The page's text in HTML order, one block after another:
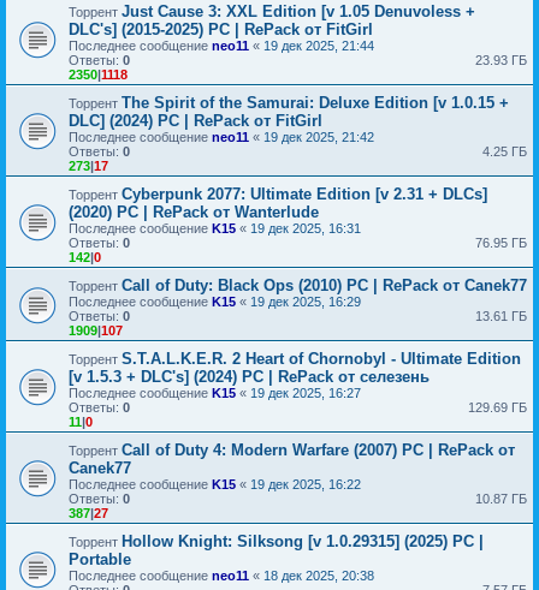
Торрент Just Cause 3: XXL Edition [v 1.05 Denuvoless +
DLC's] (2015-2025) PC | RePack от FitGirl
Последнее сообщение neo11 « 19 дек 2025, 21:44
Ответы: 0
2350|1118
23.93 ГБ
Торрент The Spirit of the Samurai: Deluxe Edition [v 1.0.15 +
DLC] (2024) PC | RePack от FitGirl
Последнее сообщение neo11 « 19 дек 2025, 21:42
Ответы: 0
273|17
4.25 ГБ
Торрент Cyberpunk 2077: Ultimate Edition [v 2.31 + DLCs]
(2020) PC | RePack от Wanterlude
Последнее сообщение K15 « 19 дек 2025, 16:31
Ответы: 0
142|0
76.95 ГБ
Торрент Call of Duty: Black Ops (2010) PC | RePack от Canek77
Последнее сообщение K15 « 19 дек 2025, 16:29
Ответы: 0
1909|107
13.61 ГБ
Торрент S.T.A.L.K.E.R. 2 Heart of Chornobyl - Ultimate Edition
[v 1.5.3 + DLC's] (2024) PC | RePack от селезень
Последнее сообщение K15 « 19 дек 2025, 16:27
Ответы: 0
11|0
129.69 ГБ
Торрент Call of Duty 4: Modern Warfare (2007) PC | RePack от
Canek77
Последнее сообщение K15 « 19 дек 2025, 16:22
Ответы: 0
387|27
10.87 ГБ
Торрент Hollow Knight: Silksong [v 1.0.29315] (2025) PC |
Portable
Последнее сообщение neo11 « 18 дек 2025, 20:38